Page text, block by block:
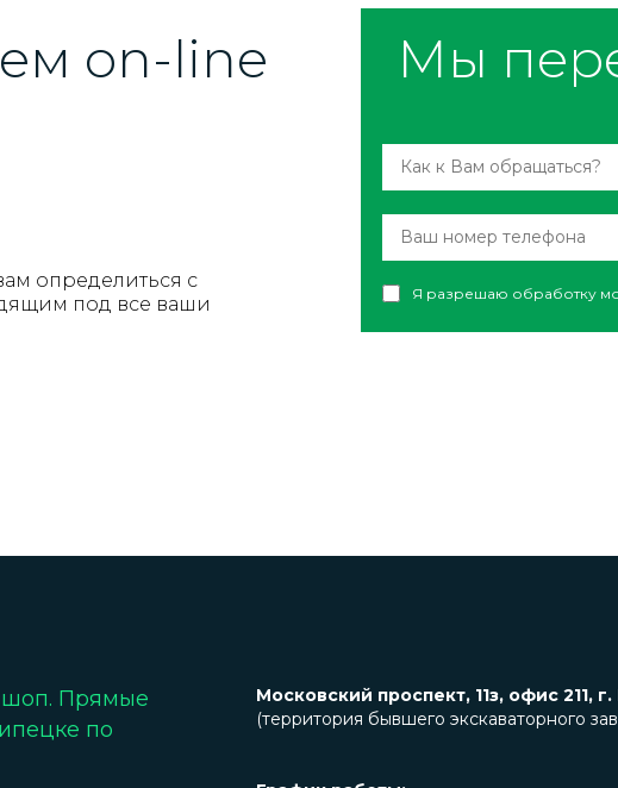
on-line
определиться с
под все ваши
Мы
Я разрешаю обработку
Прямые
по
Московский проспект, 11з, офис 211,
(территория бывшего экскаваторного